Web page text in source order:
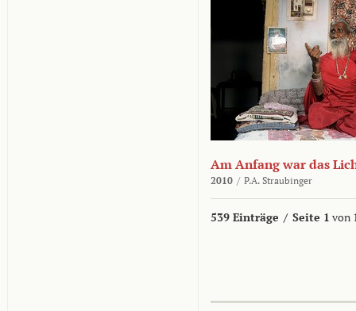
Am Anfang war das
2010 / P.A. Straubinger
539 Einträge / Seite 1 von